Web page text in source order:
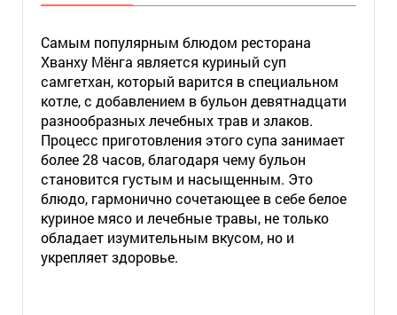
Самым популярным блюдом ресторана
Хванху Мёнга является куриный суп
самгетхан, который варится в специальном
котле, с добавлением в бульон девятнадцати
разнообразных лечебных трав и злаков.
Процесс приготовления этого супа занимает
более 28 часов, благодаря чему бульон
становится густым и насыщенным. Это
блюдо, гармонично сочетающее в себе белое
куриное мясо и лечебные травы, не только
обладает изумительным вкусом, но и
укрепляет здоровье.